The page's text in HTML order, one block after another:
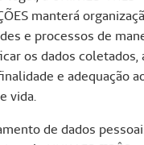
manterá
e processos de
os dados coletados,
e adequação
vida.
de dados